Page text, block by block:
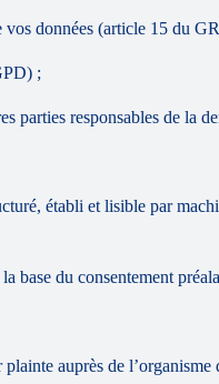
vos données (article 15 du
;
parties responsables de la
établi et lisible par
base du consentement
auprès de